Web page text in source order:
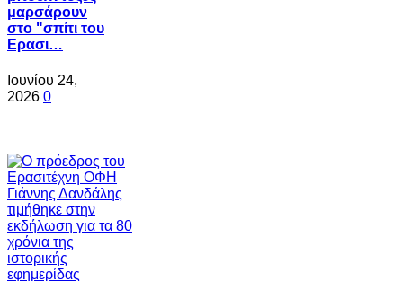
μαρσάρουν
στο "σπίτι του
Ερασι…
Ιουνίου 24,
2026 0